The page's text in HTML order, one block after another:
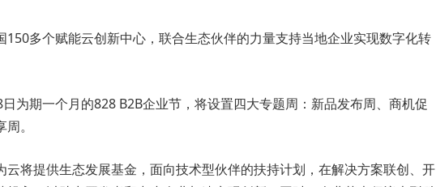
150多个赋能云创新中心，联合生态伙伴的力量支持当地企业实现数字化转
为期一个月的828 B2B企业节，将设置四大专题周：新品发布周、商机促
。
云将提供生态发展基金，面向技术型伙伴的扶持计划，在解决方案联创、开